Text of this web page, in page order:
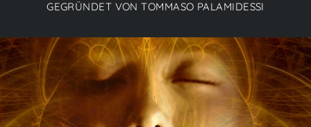
GEGRÜNDET VON TOMMASO PALAMIDESSI